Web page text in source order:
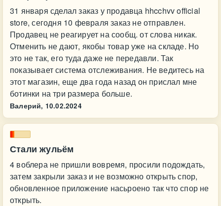
31 января сделал заказ у продавца hhcchvv official
store, сегодня 10 февраля заказ не отправлен.
Продавец не реагирует на сообщ. от слова никак.
Отменить не дают, якобы товар уже на складе. Но
это не так, его туда даже не передавли. Так
показывает система отслеживания. Не ведитесь на
этот магазин, еще два года назад он прислал мне
ботинки на три размера больше.
Валерий, 10.02.2024
Стали жульём
4 воблера не пришли вовремя, просили подождать,
затем закрыли заказ и не возможно открыть спор,
обновленное приложение насьроено так что спор не
открыть.